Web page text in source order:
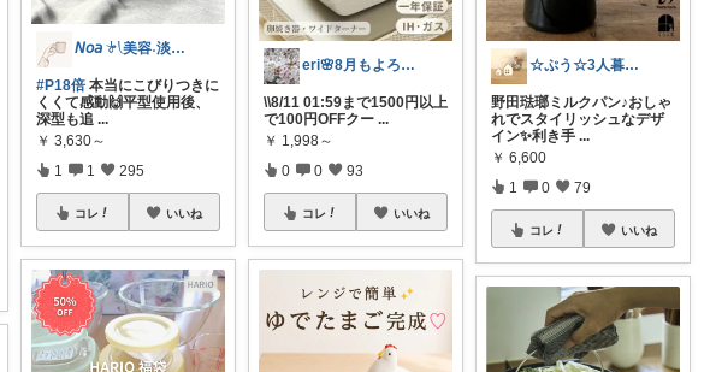
𝘕𝘰𝘢 𓍯美容˖淡色˖グレージュ
#P18倍 本当にこびりつきに
くくて感動🙌平型使用後、
深型も追 ...
￥ 3,630～
1 1 295
コレ いいね
eri🌸8月もよろしくお願いします☺️
\\8/11 01:59まで1500円以上
で100円OFFクー ...
￥ 1,998～
0 0 93
コレ いいね
☆ぷう☆3人暮らしの小さな家
野田琺瑯ミルクパン♪おしゃ
れでスタイリッシュなデザ
イン✨利き手 ...
￥ 6,600
1 0 79
コレ いいね